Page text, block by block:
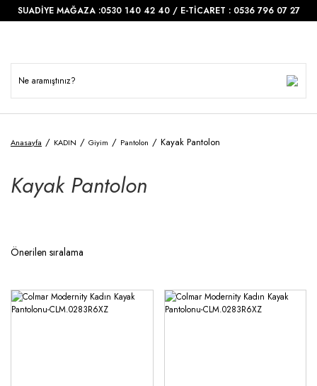
SUADİYE MAĞAZA :0530 140 42 40 / E-TİCARET : 0536 796 07 27
Anasayfa KADIN Giyim Pantolon Kayak Pantolon
Kayak Pantolon